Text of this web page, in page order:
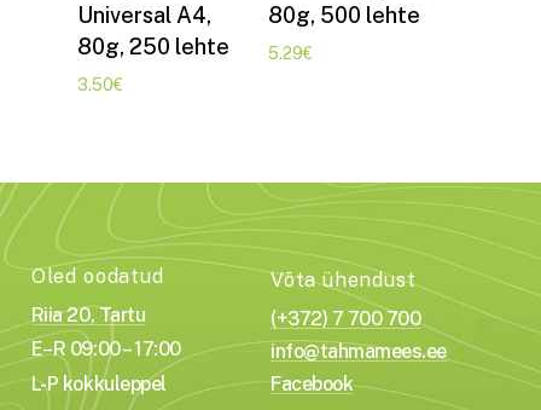
Universal A4,
80g, 250 lehte
3.50€
80g, 500 lehte
5.29€
Oled oodatud
Riia 20, Tartu
E–R 09:00 – 17:00
L-P kokkuleppel
Võta ühendust
(+372) 7 700 700
info@tahmamees.ee
Facebook